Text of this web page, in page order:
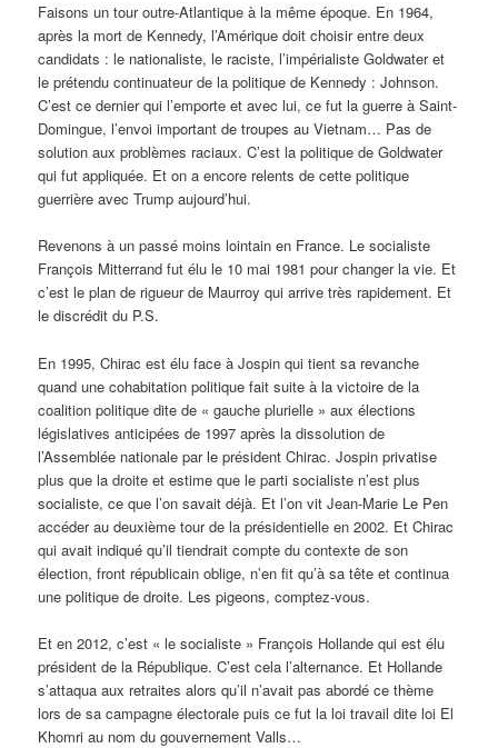
Faisons un tour outre-Atlantique à la même époque. En 1964,
après la mort de Kennedy, l’Amérique doit choisir entre deux
candidats : le nationaliste, le raciste, l’impérialiste Goldwater et
le prétendu continuateur de la politique de Kennedy : Johnson.
C’est ce dernier qui l’emporte et avec lui, ce fut la guerre à Saint-
Domingue, l’envoi important de troupes au Vietnam… Pas de
solution aux problèmes raciaux. C’est la politique de Goldwater
qui fut appliquée. Et on a encore relents de cette politique
guerrière avec Trump aujourd’hui.
Revenons à un passé moins lointain en France. Le socialiste
François Mitterrand fut élu le 10 mai 1981 pour changer la vie. Et
c’est le plan de rigueur de Maurroy qui arrive très rapidement. Et
le discrédit du P.S.
En 1995, Chirac est élu face à Jospin qui tient sa revanche
quand une cohabitation politique fait suite à la victoire de la
coalition politique dite de « gauche plurielle » aux élections
législatives anticipées de 1997 après la dissolution de
l’Assemblée nationale par le président Chirac. Jospin privatise
plus que la droite et estime que le parti socialiste n’est plus
socialiste, ce que l’on savait déjà. Et l’on vit Jean-Marie Le Pen
accéder au deuxième tour de la présidentielle en 2002. Et Chirac
qui avait indiqué qu’il tiendrait compte du contexte de son
élection, front républicain oblige, n’en fit qu’à sa tête et continua
une politique de droite. Les pigeons, comptez-vous.
Et en 2012, c’est « le socialiste » François Hollande qui est élu
président de la République. C’est cela l’alternance. Et Hollande
s’attaqua aux retraites alors qu’il n’avait pas abordé ce thème
lors de sa campagne électorale puis ce fut la loi travail dite loi El
Khomri au nom du gouvernement Valls…